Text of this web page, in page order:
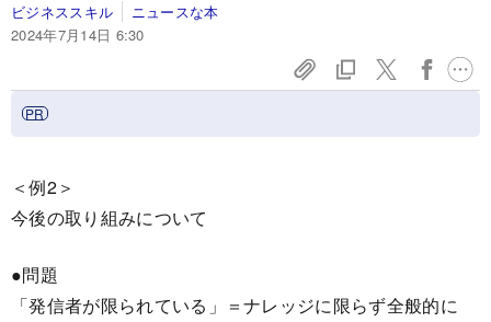
ビジネススキル
ニュースな本
2024年7月14日 6:30
＜例2＞
今後の取り組みについて
●問題
「発信者が限られている」＝ナレッジに限らず全般的に